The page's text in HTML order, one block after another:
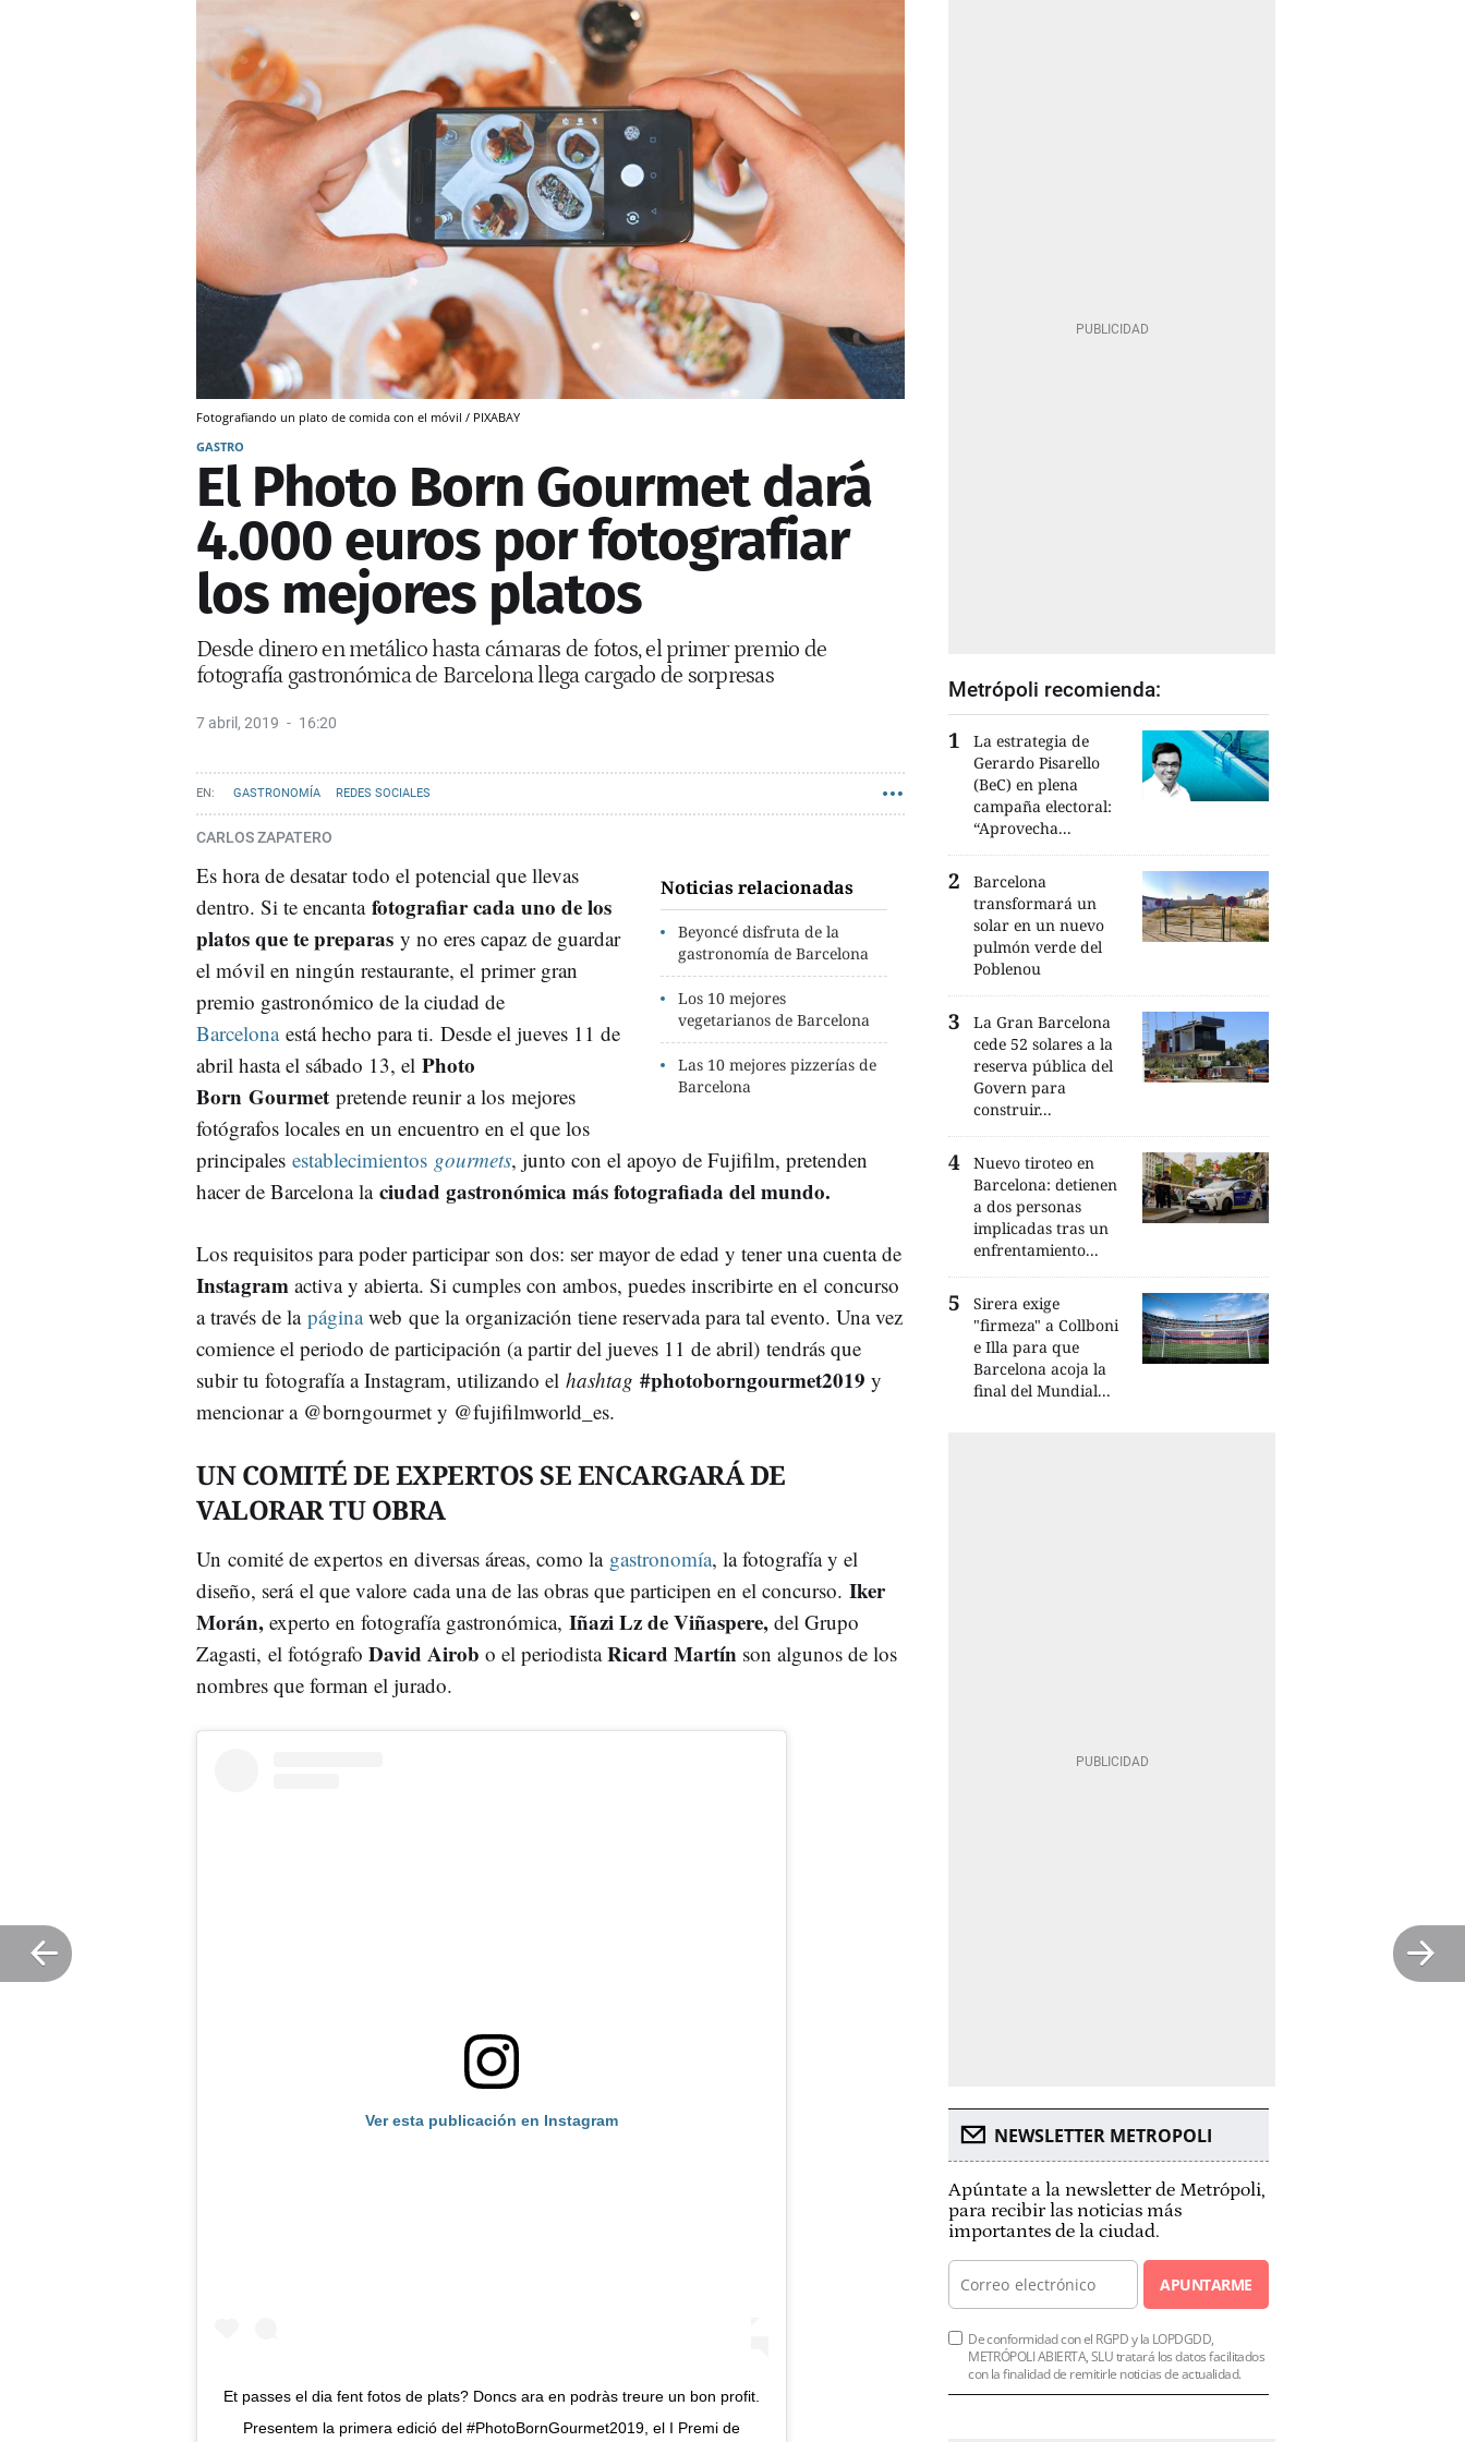
Fotografiando un plato de comida con el móvil / PIXABAY
GASTRO
El Photo Born Gourmet dará
4.000 euros por fotografiar
los mejores platos
Desde dinero en metálico hasta cámaras de fotos, el primer premio de
fotografía gastronómica de Barcelona llega cargado de sorpresas
7 abril, 2019 16:20
GASTRONOMÍA REDES SOCIALES
CARLOS ZAPATERO
Noticias relacionadas
Beyoncé disfruta de la
gastronomía de Barcelona
Los 10 mejores
vegetarianos de Barcelona
Las 10 mejores pizzerías de
Barcelona
Es hora de desatar todo el potencial que llevas
dentro. Si te encanta fotografiar cada uno de los
platos que te preparas y no eres capaz de guardar
el móvil en ningún restaurante, el primer gran
premio gastronómico de la ciudad de
Barcelonaestá hecho para ti. Desde el jueves 11 de
abril hasta el sábado 13, el Photo
Born Gourmet pretende reunir a los mejores
fotógrafos locales en un encuentro en el que los
principales establecimientos gourmets, junto con el apoyo de Fujifilm, pretenden
hacer de Barcelona la ciudad gastronómica más fotografiada del mundo.
Los requisitos para poder participar son dos: ser mayor de edad y tener una cuenta de
Instagram activa y abierta. Si cumples con ambos, puedes inscribirte en el concurso
a través de la páginaweb que la organización tiene reservada para tal evento. Una vez
comience el periodo de participación (a partir del jueves 11 de abril) tendrás que
subir tu fotografía a Instagram, utilizando el hashtag #photoborngourmet2019 y
mencionar a @borngourmet y @fujifilmworld_es.
UN COMITÉ DE EXPERTOS SE ENCARGARÁ DE
VALORAR TU OBRA
Un comité de expertos en diversas áreas, como la gastronomía, la fotografía y el
diseño, será el que valore cada una de las obras que participen en el concurso. Iker
Morán, experto en fotografía gastronómica, Iñazi Lz de Viñaspere, del Grupo
Zagasti, el fotógrafo David Airob o el periodistaRicard Martín son algunos de los
nombres que forman el jurado.
Ver esta publicación en Instagram
Et passes el dia fent fotos de plats? Doncs ara en podràs treure un bon profit.
Presentem la primera edició del #PhotoBornGourmet2019, el I Premi de
Metrópoli recomienda:
La estrategia de
Gerardo Pisarello
(BeC) en plena
campaña electoral:
“Aprovecha...
Barcelona
transformará un
solar en un nuevo
pulmón verde del
Poblenou
La Gran Barcelona
cede 52 solares a la
reserva pública del
Govern para
construir...
Nuevo tiroteo en
Barcelona: detienen
a dos personas
implicadas tras un
enfrentamiento...
Sirera exige
"firmeza" a Collboni
e Illa para que
Barcelona acoja la
final del Mundial...
NEWSLETTER METROPOLI
Apúntate a la newsletter de Metrópoli,
para recibir las noticias más
importantes de la ciudad.
APUNTARME
De conformidad con el RGPD y la LOPDGDD,
METRÓPOLI ABIERTA, SLU tratará los datos facilitados
con la finalidad de remitirle noticias de actualidad.